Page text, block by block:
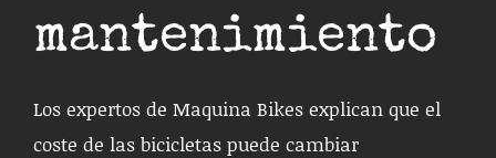
mantenimiento
Los expertos de Maquina Bikes explican que el
coste de las bicicletas puede cambiar